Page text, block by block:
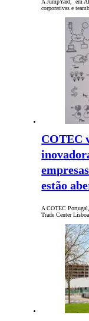
A JumpYard, em
corporativas e
COTEC
estão
A COTEC
Trade Center